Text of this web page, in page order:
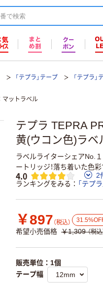
「テプラ」テープ 「テプラ」
マットラベル
テプラ TEPRA
黄(ウコン色)ラベ
ラベルライターシェアNo.
ートリッジ！落ち着いた色
4.0 2
ランキングをみる
「テプ
￥897 （税込）
希望小売価格 ￥1,309 （税込
販売単位：1個
テープ幅